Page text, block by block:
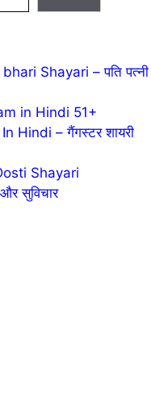
Shayari – पति पत्नी
in Hindi 51+
Hindi – गैंगस्टर शायरी
Dosti Shayari
सुविचार